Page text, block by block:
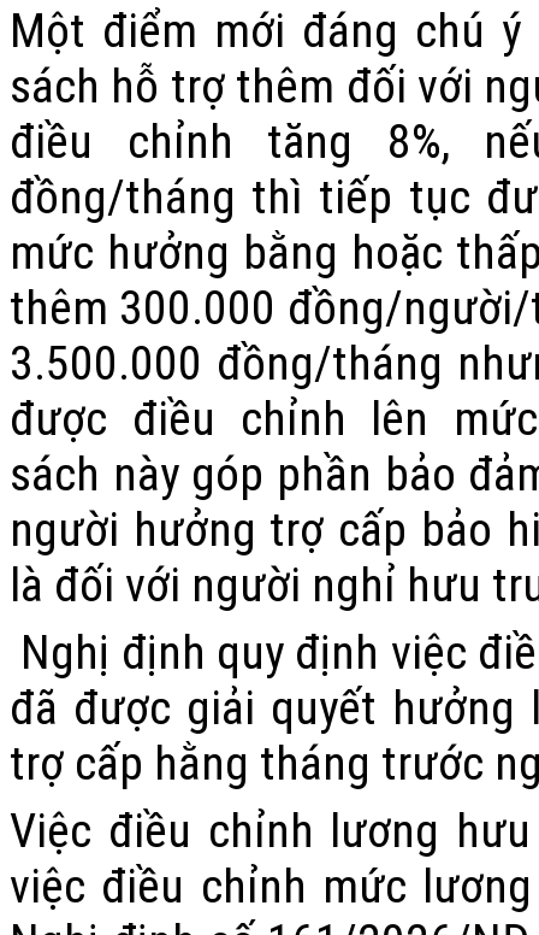
Một điểm mới đáng chú
sách hỗ trợ thêm đối với
điều chỉnh tăng 8%,
đồng/tháng thì tiếp tục
mức hưởng bằng hoặc
thêm 300.000 đồng/
3.500.000 đồng/tháng
được điều chỉnh lên
sách này góp phần bảo
người hưởng trợ cấp bảo
là đối với người nghỉ hưu
Nghị định quy định việc
đã được giải quyết
trợ cấp hằng tháng trước
Việc điều chỉnh lương
việc điều chỉnh mức